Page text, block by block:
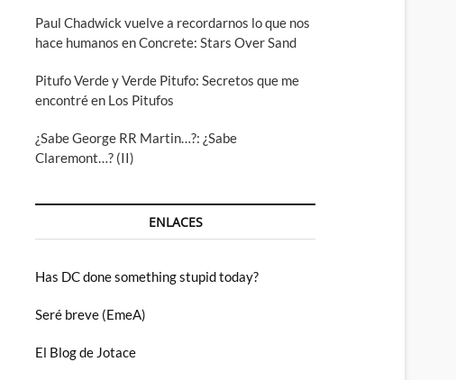
Paul Chadwick vuelve a recordarnos lo que nos
hace humanos en Concrete: Stars Over Sand
Pitufo Verde y Verde Pitufo: Secretos que me
encontré en Los Pitufos
¿Sabe George RR Martin…?: ¿Sabe
Claremont…? (II)
ENLACES
Has DC done something stupid today?
Seré breve (EmeA)
El Blog de Jotace